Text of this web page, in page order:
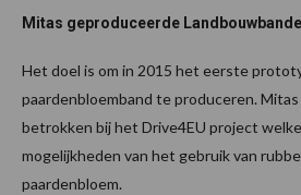
Mitas geproduceerde
Het doel is om in 2015 het eerste
paardenbloemband te produceren.
betrokken bij het Drive4EU project
mogelijkheden van het gebruik van
paardenbloem.